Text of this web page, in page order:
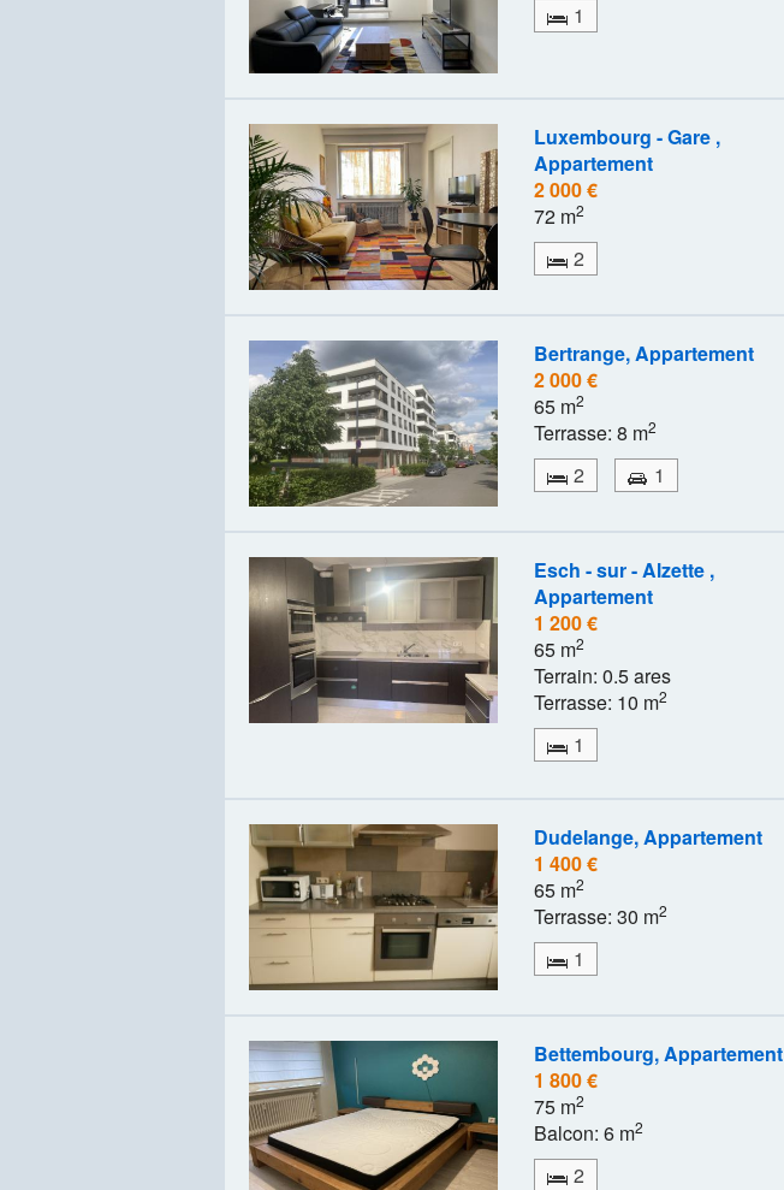
1
Luxembourg - Gare ,
Appartement
2 000 €
72 m2
2
Bertrange, Appartement
2 000 €
65 m2
Terrasse: 8 m2
2 1
Esch - sur - Alzette ,
Appartement
1 200 €
65 m2
Terrain: 0.5 ares
Terrasse: 10 m2
1
Dudelange, Appartement
1 400 €
65 m2
Terrasse: 30 m2
1
Bettembourg, Appartement
1 800 €
75 m2
Balcon: 6 m2
2